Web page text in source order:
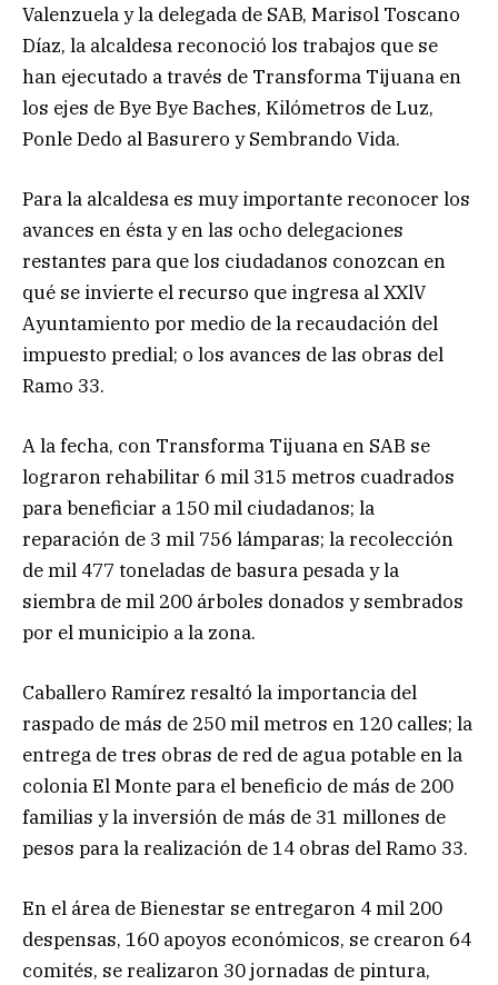
Valenzuela y la delegada de SAB, Marisol Toscano
Díaz, la alcaldesa reconoció los trabajos que se
han ejecutado a través de Transforma Tijuana en
los ejes de Bye Bye Baches, Kilómetros de Luz,
Ponle Dedo al Basurero y Sembrando Vida.
Para la alcaldesa es muy importante reconocer los
avances en ésta y en las ocho delegaciones
restantes para que los ciudadanos conozcan en
qué se invierte el recurso que ingresa al XXlV
Ayuntamiento por medio de la recaudación del
impuesto predial; o los avances de las obras del
Ramo 33.
A la fecha, con Transforma Tijuana en SAB se
lograron rehabilitar 6 mil 315 metros cuadrados
para beneficiar a 150 mil ciudadanos; la
reparación de 3 mil 756 lámparas; la recolección
de mil 477 toneladas de basura pesada y la
siembra de mil 200 árboles donados y sembrados
por el municipio a la zona.
Caballero Ramírez resaltó la importancia del
raspado de más de 250 mil metros en 120 calles; la
entrega de tres obras de red de agua potable en la
colonia El Monte para el beneficio de más de 200
familias y la inversión de más de 31 millones de
pesos para la realización de 14 obras del Ramo 33.
En el área de Bienestar se entregaron 4 mil 200
despensas, 160 apoyos económicos, se crearon 64
comités, se realizaron 30 jornadas de pintura,